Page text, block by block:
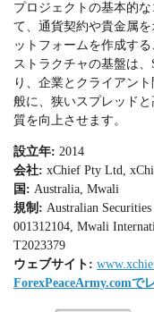
プロジェクトの基本的
て、通貨契約や貴金属
ットフォームを作成す
ストラクチャの基盤は
り、企業とクライアン
般に、狭いスプレッド
質を向上させます。
設立年: 2014
会社: xChief Pty Ltd,
国: Australia, Mwali
規制: Australian
001312104, Mwali
T2023379
ウェブサイト:
ForexPeaceArmy.comで